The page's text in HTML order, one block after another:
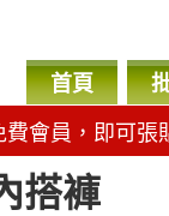
首頁
費會員，即可張
搭褲